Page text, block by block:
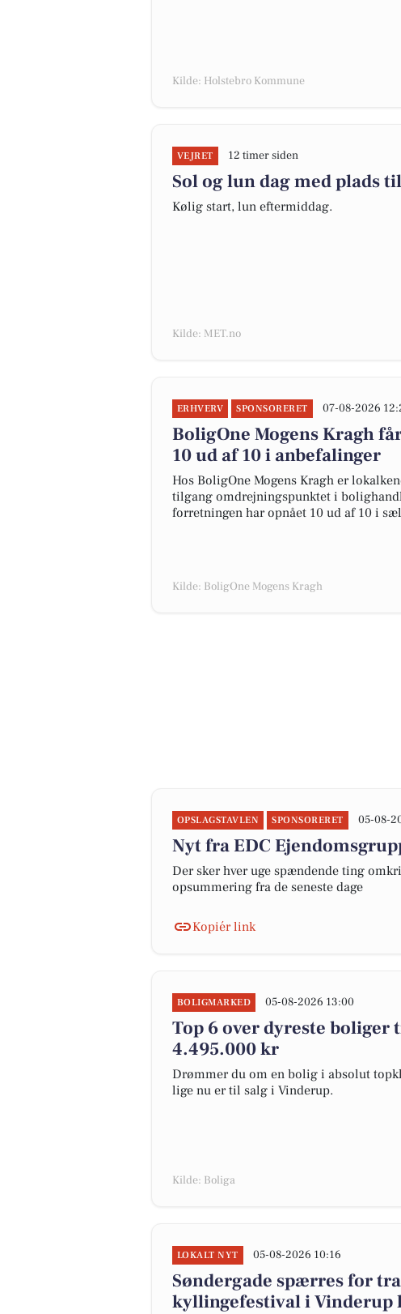
Kilde: Holstebro Kommune
VEJRET 12 timer siden
Sol og lun dag med plads
Kølig start, lun eftermiddag.
Kilde: MET.no
ERHVERV SPONSORERET 07-08-2026
BoligOne Mogens Kragh
10 ud af 10 i anbefalinger
Hos BoligOne Mogens Kragh er
tilgang omdrejningspunktet i
forretningen har opnået 10 ud af 10 i
Kilde: BoligOne Mogens Kragh
OPSLAGSTAVLEN SPONSORERET 05-08-
Nyt fra EDC
Der sker hver uge spændende ting
opsummering fra de seneste dage
Kopiér link
BOLIGMARKED 05-08-2026 13:00
Top 6 over dyreste
4.495.000 kr
Drømmer du om en bolig i absolut
lige nu er til salg i Vinderup.
Kilde: Boliga
LOKALT NYT 05-08-2026 10:16
Søndergade spærres for
kyllingefestival i Vinderup